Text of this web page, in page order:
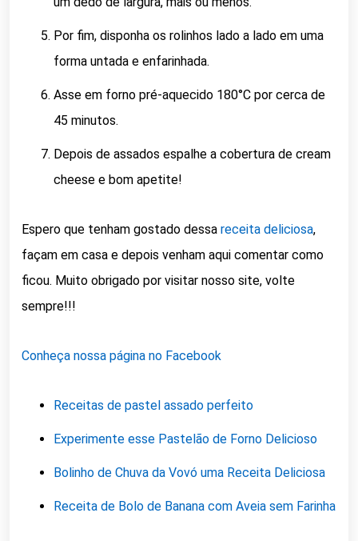
Por fim, disponha os rolinhos lado a lado em uma
forma untada e enfarinhada.
Asse em forno pré-aquecido 180°C por cerca de
45 minutos.
Depois de assados espalhe a cobertura de cream
cheese e bom apetite!
Espero que tenham gostado dessa receita deliciosa,
façam em casa e depois venham aqui comentar como
ficou. Muito obrigado por visitar nosso site, volte
sempre!!!
Conheça nossa página no Facebook
Receitas de pastel assado perfeito
Experimente esse Pastelão de Forno Delicioso
Bolinho de Chuva da Vovó uma Receita Deliciosa
Receita de Bolo de Banana com Aveia sem Farinha